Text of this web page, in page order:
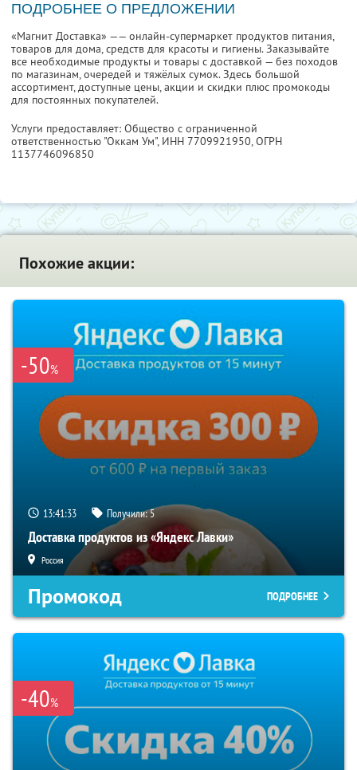
ПОДРОБНЕЕ О ПРЕДЛОЖЕНИИ
«Магнит Доставка» —— онлайн-супермаркет продуктов питания,
товаров для дома, средств для красоты и гигиены. Заказывайте
все необходимые продукты и товары с доставкой — без походов
по магазинам, очередей и тяжёлых сумок. Здесь большой
ассортимент, доступные цены, акции и скидки плюс промокоды
для постоянных покупателей.
Услуги предоставляет: Общество с ограниченной
ответственностью "Оккам Ум", ИНН 7709921950, ОГРН
1137746096850
Похожие акции:
-50%
13:41:32 Получили:5
Доставка продуктов из «Яндекс Лавки»
Россия
Промокод ПОДРОБНЕЕ
-40%